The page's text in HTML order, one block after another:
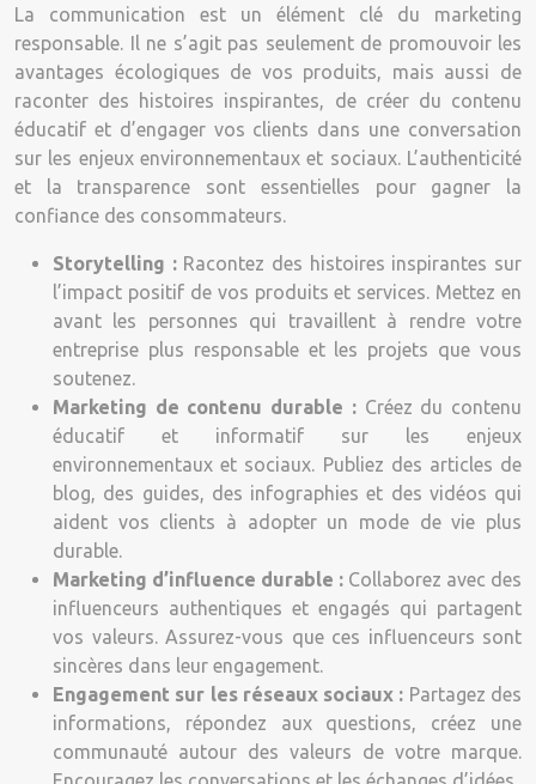
La communication est un élément clé du marketing
responsable. Il ne s’agit pas seulement de promouvoir les
avantages écologiques de vos produits, mais aussi de
raconter des histoires inspirantes, de créer du contenu
éducatif et d’engager vos clients dans une conversation
sur les enjeux environnementaux et sociaux. L’authenticité
et la transparence sont essentielles pour gagner la
confiance des consommateurs.
Storytelling : Racontez des histoires inspirantes sur
l’impact positif de vos produits et services. Mettez en
avant les personnes qui travaillent à rendre votre
entreprise plus responsable et les projets que vous
soutenez.
Marketing de contenu durable : Créez du contenu
éducatif et informatif sur les enjeux
environnementaux et sociaux. Publiez des articles de
blog, des guides, des infographies et des vidéos qui
aident vos clients à adopter un mode de vie plus
durable.
Marketing d’influence durable : Collaborez avec des
influenceurs authentiques et engagés qui partagent
vos valeurs. Assurez-vous que ces influenceurs sont
sincères dans leur engagement.
Engagement sur les réseaux sociaux : Partagez des
informations, répondez aux questions, créez une
communauté autour des valeurs de votre marque.